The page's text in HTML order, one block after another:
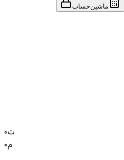
ماشین‌حساب
0ت
0م